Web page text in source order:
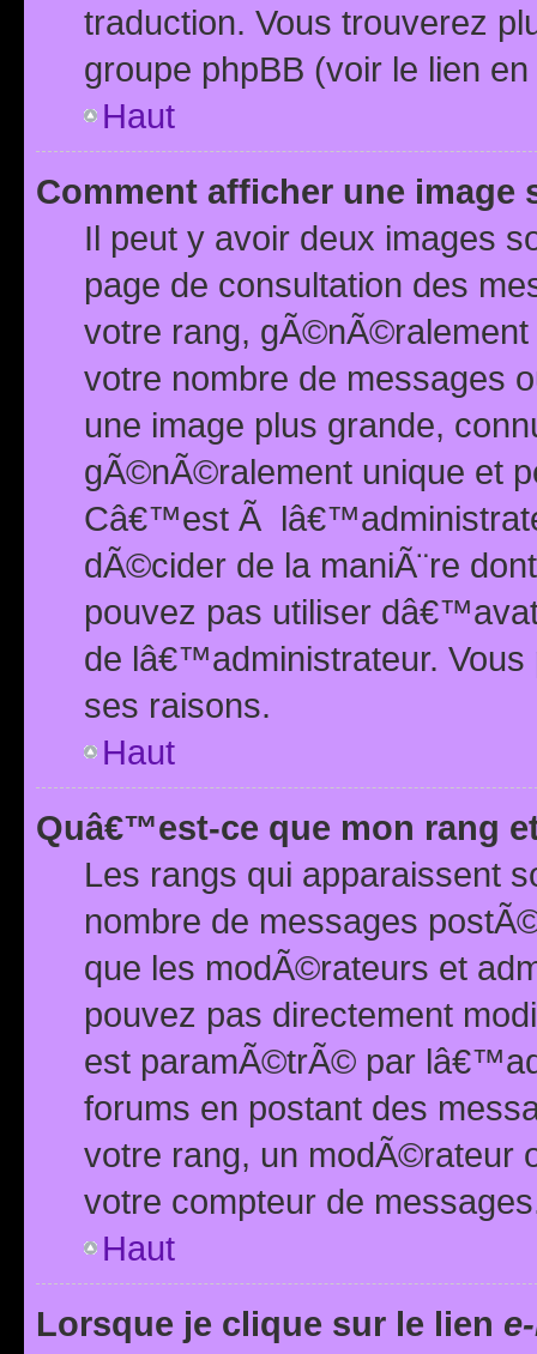
traduction. Vous trouverez
groupe phpBB (voir le lien
Haut
Comment afficher une image
Il peut y avoir deux images
page de consultation des
votre rang,
votre nombre de messages
une image plus grande,
gÃ©nÃ©ralement unique et
Câ€™est Ã
dÃ©cider de la maniÃ¨re
pouvez pas utiliser
de lâ€™administrateur.
ses raisons.
Haut
Quâ€™est-ce que mon rang
Les rangs qui apparaissent
nombre de messages
que les modÃ©rateurs et
pouvez pas directement
est paramÃ©trÃ© par
forums en postant des
votre rang, un modÃ©rateur
votre compteur de
Haut
Lorsque je clique sur le lien